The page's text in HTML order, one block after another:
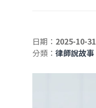
日期： 2025-10-31
分類：律師說故事